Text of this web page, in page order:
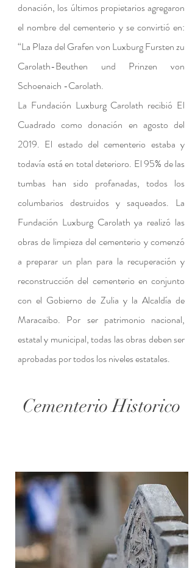
donación, los últimos propietarios agregaron
el nombre del cementerio y se convirtió en:
“La Plaza del Grafen von Luxburg Fursten zu
Carolath-Beuthen und Prinzen von
Schoenaich -Carolath.
La Fundación Luxburg Carolath recibió El
Cuadrado como donación en agosto del
2019. El estado del cementerio estaba y
todavía está en total deterioro. El 95% de las
tumbas han sido profanadas, todos los
columbarios destruidos y saqueados. La
Fundación Luxburg Carolath ya realizó las
obras de limpieza del cementerio y comenzó
a preparar un plan para la recuperación y
reconstrucción del cementerio en conjunto
con el Gobierno de Zulia y la Alcaldía de
Maracaibo. Por ser patrimonio nacional,
estatal y municipal, todas las obras deben ser
aprobadas por todos los niveles estatales.
Cementerio Historico